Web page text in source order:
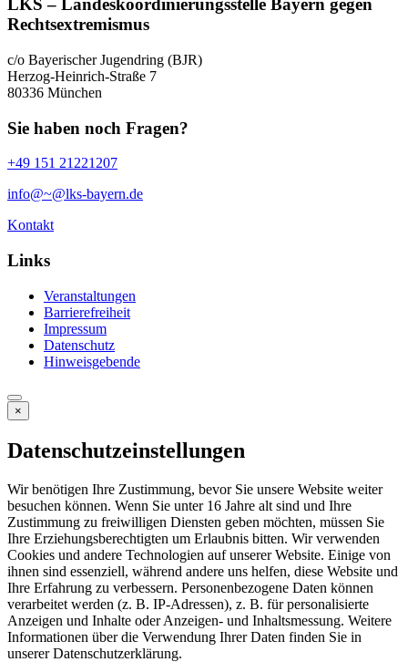
LKS – Landeskoordinierungsstelle Bayern gegen
Rechtsextremismus
c/o Bayerischer Jugendring (BJR)
Herzog-Heinrich-Straße 7
80336 München
Sie haben noch Fragen?
+49 151 21221207
info@~@lks-bayern.de
Kontakt
Links
Veranstaltungen
Barrierefreiheit
Impressum
Datenschutz
Hinweisgebende
×
Datenschutzeinstellungen
Wir benötigen Ihre Zustimmung, bevor Sie unsere Website weiter
besuchen können. Wenn Sie unter 16 Jahre alt sind und Ihre
Zustimmung zu freiwilligen Diensten geben möchten, müssen Sie
Ihre Erziehungsberechtigten um Erlaubnis bitten. Wir verwenden
Cookies und andere Technologien auf unserer Website. Einige von
ihnen sind essenziell, während andere uns helfen, diese Website und
Ihre Erfahrung zu verbessern. Personenbezogene Daten können
verarbeitet werden (z. B. IP-Adressen), z. B. für personalisierte
Anzeigen und Inhalte oder Anzeigen- und Inhaltsmessung. Weitere
Informationen über die Verwendung Ihrer Daten finden Sie in
unserer Datenschutzerklärung.